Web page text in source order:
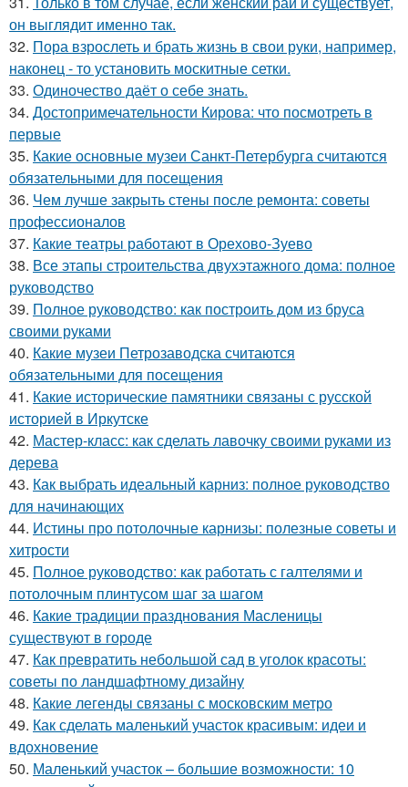
он выглядит именно так.
32. Пора взрослеть и брать жизнь в свои руки, например,
наконец - то установить москитные сетки.
33. Одиночество даёт о себе знать.
34. Достопримечательности Кирова: что посмотреть в
первые
35. Какие основные музеи Санкт-Петербурга считаются
обязательными для посещения
36. Чем лучше закрыть стены после ремонта: советы
профессионалов
37. Какие театры работают в Орехово-Зуево
38. Все этапы строительства двухэтажного дома: полное
руководство
39. Полное руководство: как построить дом из бруса
своими руками
40. Какие музеи Петрозаводска считаются
обязательными для посещения
41. Какие исторические памятники связаны с русской
историей в Иркутске
42. Мастер-класс: как сделать лавочку своими руками из
дерева
43. Как выбрать идеальный карниз: полное руководство
для начинающих
44. Истины про потолочные карнизы: полезные советы и
хитрости
45. Полное руководство: как работать с галтелями и
потолочным плинтусом шаг за шагом
46. Какие традиции празднования Масленицы
существуют в городе
47. Как превратить небольшой сад в уголок красоты:
советы по ландшафтному дизайну
48. Какие легенды связаны с московским метро
49. Как сделать маленький участок красивым: идеи и
вдохновение
50. Маленький участок – большие возможности: 10